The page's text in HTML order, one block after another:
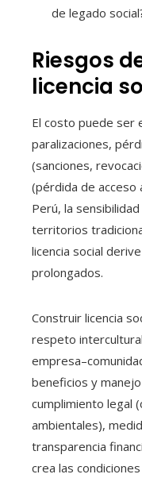
de legado
Riesgos
licencia
El costo puede ser
paralizaciones,
(sanciones,
(pérdida de acceso
Perú, la
territorios
licencia social
prolongados.
Construir licencia
respeto
beneficios y
cumplimiento legal
ambientales),
transparencia
crea las